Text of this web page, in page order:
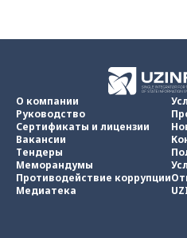
О компании
Руководство
Сертификаты и лицензии
Вакансии
Тендеры
Меморандумы
Противодействие коррупции
Медиатека